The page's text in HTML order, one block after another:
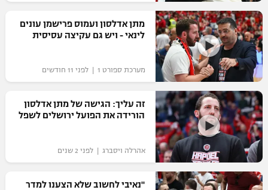
רשיון להקרנה פומבית לבית עסק
הצטרפות לחבילת הערוצים
לוח דרושים – ג'ובנט
תגיות
המגזין
מתן אדלסון ועמוס פרישמן עונים
לינאי - ויש גם עקיצה עסיסית
מערכת ספורט 1 | לפני 11 חודשים
זה עליך: הגישה של מתן אדלסון
הורידה את הפועל ירושלים לשפל
אהרלה ויסברג | לפני 2 שנים
"נאיבי לחשוב שלא הצענו למדר